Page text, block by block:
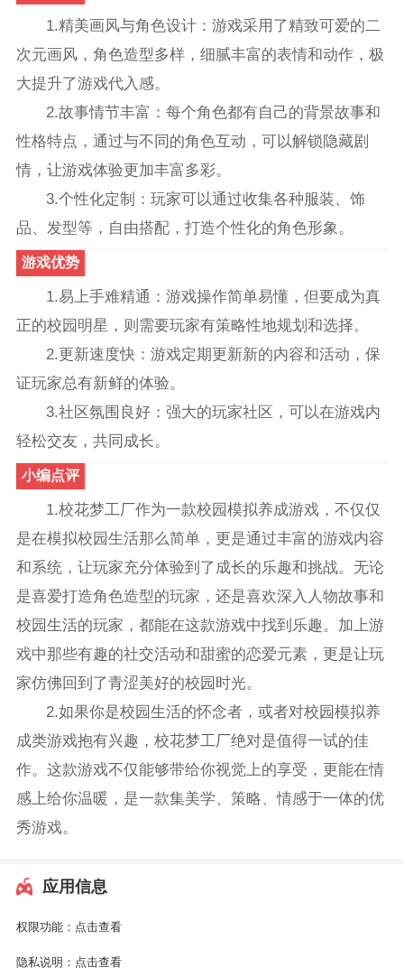
1.精美画风与角色设计：游戏采用了精致可爱的二
次元画风，角色造型多样，细腻丰富的表情和动作，极
大提升了游戏代入感。
2.故事情节丰富：每个角色都有自己的背景故事和
性格特点，通过与不同的角色互动，可以解锁隐藏剧
情，让游戏体验更加丰富多彩。
3.个性化定制：玩家可以通过收集各种服装、饰
品、发型等，自由搭配，打造个性化的角色形象。
游戏优势
1.易上手难精通：游戏操作简单易懂，但要成为真
正的校园明星，则需要玩家有策略性地规划和选择。
2.更新速度快：游戏定期更新新的内容和活动，保
证玩家总有新鲜的体验。
3.社区氛围良好：强大的玩家社区，可以在游戏内
轻松交友，共同成长。
小编点评
1.校花梦工厂作为一款校园模拟养成游戏，不仅仅
是在模拟校园生活那么简单，更是通过丰富的游戏内容
和系统，让玩家充分体验到了成长的乐趣和挑战。无论
是喜爱打造角色造型的玩家，还是喜欢深入人物故事和
校园生活的玩家，都能在这款游戏中找到乐趣。加上游
戏中那些有趣的社交活动和甜蜜的恋爱元素，更是让玩
家仿佛回到了青涩美好的校园时光。
2.如果你是校园生活的怀念者，或者对校园模拟养
成类游戏抱有兴趣，校花梦工厂绝对是值得一试的佳
作。这款游戏不仅能够带给你视觉上的享受，更能在情
感上给你温暖，是一款集美学、策略、情感于一体的优
秀游戏。
应用信息
权限功能： 点击查看
隐私说明： 点击查看